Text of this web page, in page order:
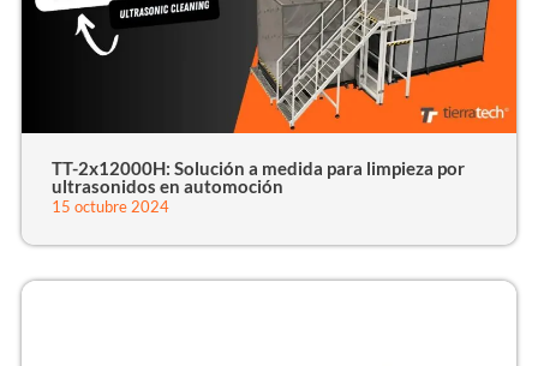
TT-2x12000H: Solución a medida para limpieza por
ultrasonidos en automoción
15 octubre 2024